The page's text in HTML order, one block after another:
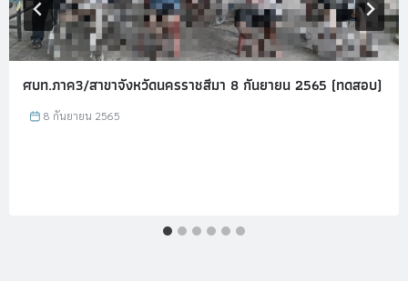
ศบท.ภาค3/สาขาจังหวัดนครราชสีมา 8 กันยายน 2565 (ทดสอบ)
8 กันยายน 2565